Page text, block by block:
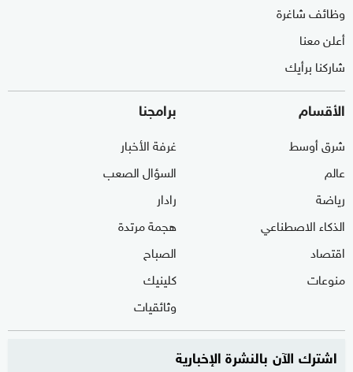
وظائف شاغرة
أعلن معنا
شاركنا برأيك
الأقسام
شرق أوسط
عالم
رياضة
الذكاء الاصطناعي
اقتصاد
منوعات
برامجنا
غرفة الأخبار
السؤال الصعب
رادار
هجمة مرتدة
الصباح
كلينيك
وثائقيات
اشترك الآن بالنشرة الإخبارية